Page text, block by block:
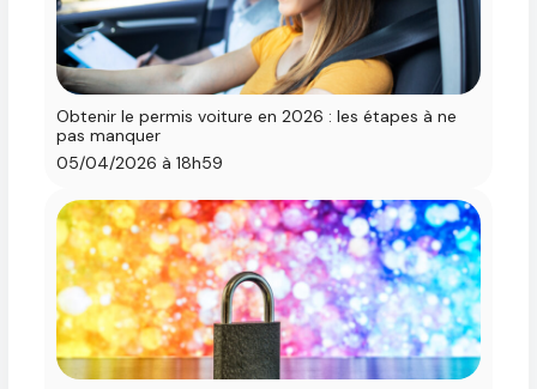
Obtenir le permis voiture en 2026 : les étapes à ne
pas manquer
05/04/2026 à 18h59